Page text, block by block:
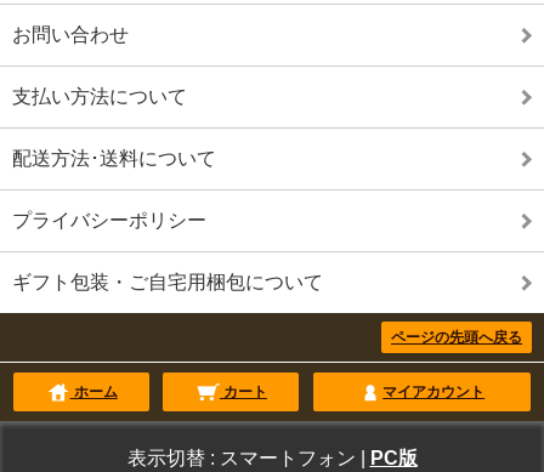
お問い合わせ
支払い方法について
配送方法･送料について
プライバシーポリシー
ギフト包装・ご自宅用梱包について
ページの先頭へ戻る
ホーム カート マイアカウント
表示切替 : スマートフォン PC版